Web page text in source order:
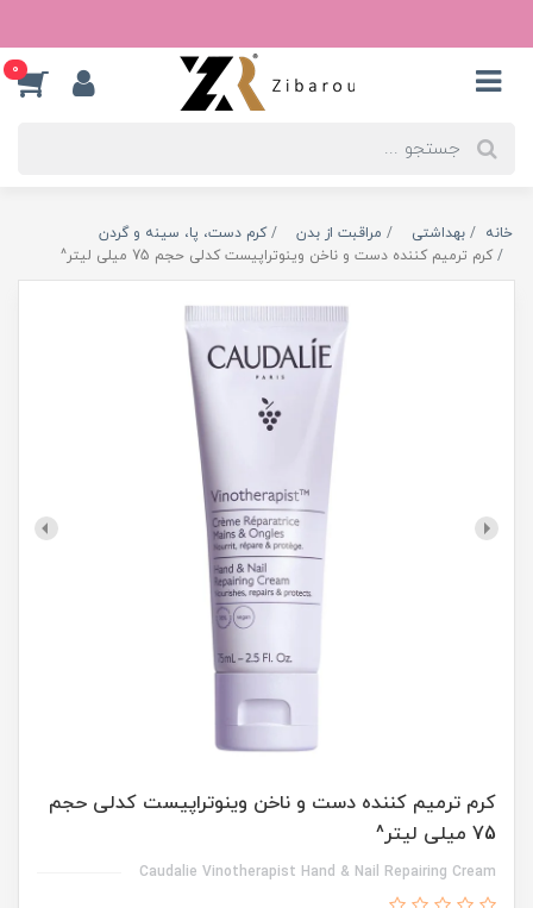
0
خانه بهداشتی مراقبت از بدن
کرم دست، پا، سینه و گردن
کرم ترمیم کننده دست و ناخن وینوتراپیست کدلی حجم 75 میلی لیتر^
کرم ترمیم کننده دست و ناخن وینوتراپیست کدلی حجم
75 میلی لیتر^
Caudalie Vinotherapist Hand & Nail Repairing Cream